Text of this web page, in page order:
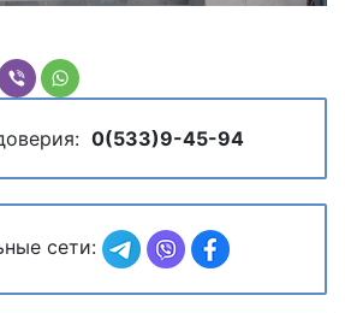
0(533)9-45-94
сети: